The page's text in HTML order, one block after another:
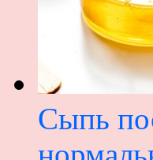
Сыпь